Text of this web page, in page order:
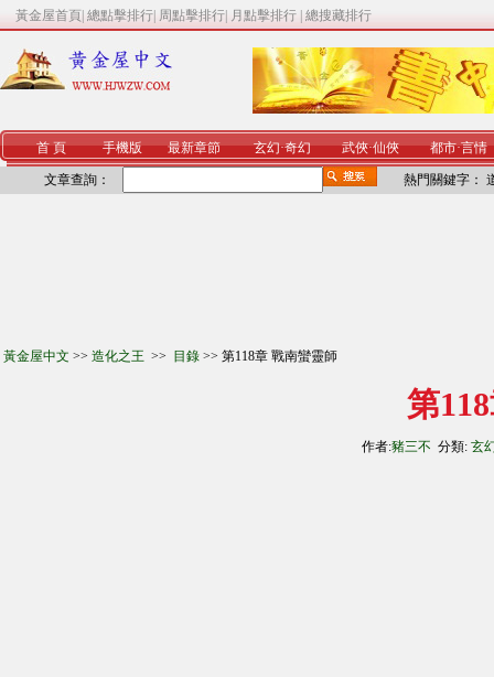
黃金屋首頁 總點擊排行 周點擊排行 月點擊排行 總搜藏排行
首 頁 手機版 最新章節 玄幻·奇幻 武俠·仙俠 都市·言情
文章查詢： 熱門關鍵字：
黃金屋中文 >> 造化之王 >> 目錄 >> 第118章 戰南蠻靈師
第
作者:豬三不 分類: 玄